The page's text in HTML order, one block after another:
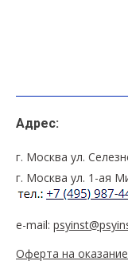
Адрес:
г. Москва ул.
г. Москва ул. 1-ая
e-mail:
Оферта на